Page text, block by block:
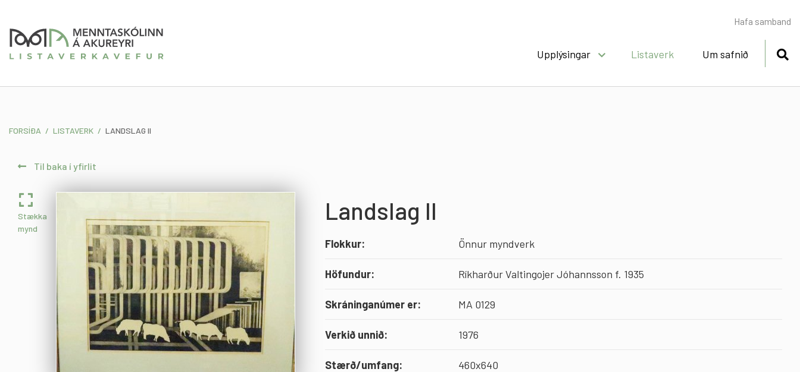
í
efni
Upplýsingar Listaverk Um safnið
Hafa samband
FORSÍÐA / LISTAVERK / LANDSLAG II
Til baka í yfirlit
Stækka
mynd
Landslag II
Flokkur: Önnur myndverk
Höfundur: Ríkharður Valtingojer Jóhannsson f. 1935
Skráninganúmer er: MA 0129
Verkið unnið: 1976
Stærð/umfang: 460x640